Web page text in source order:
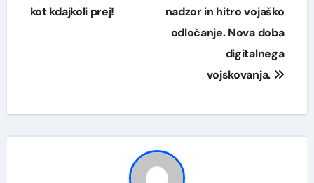
kot kdajkoli prej!
nadzor in hitro vojaško
odločanje. Nova doba
digitalnega
vojskovanja.